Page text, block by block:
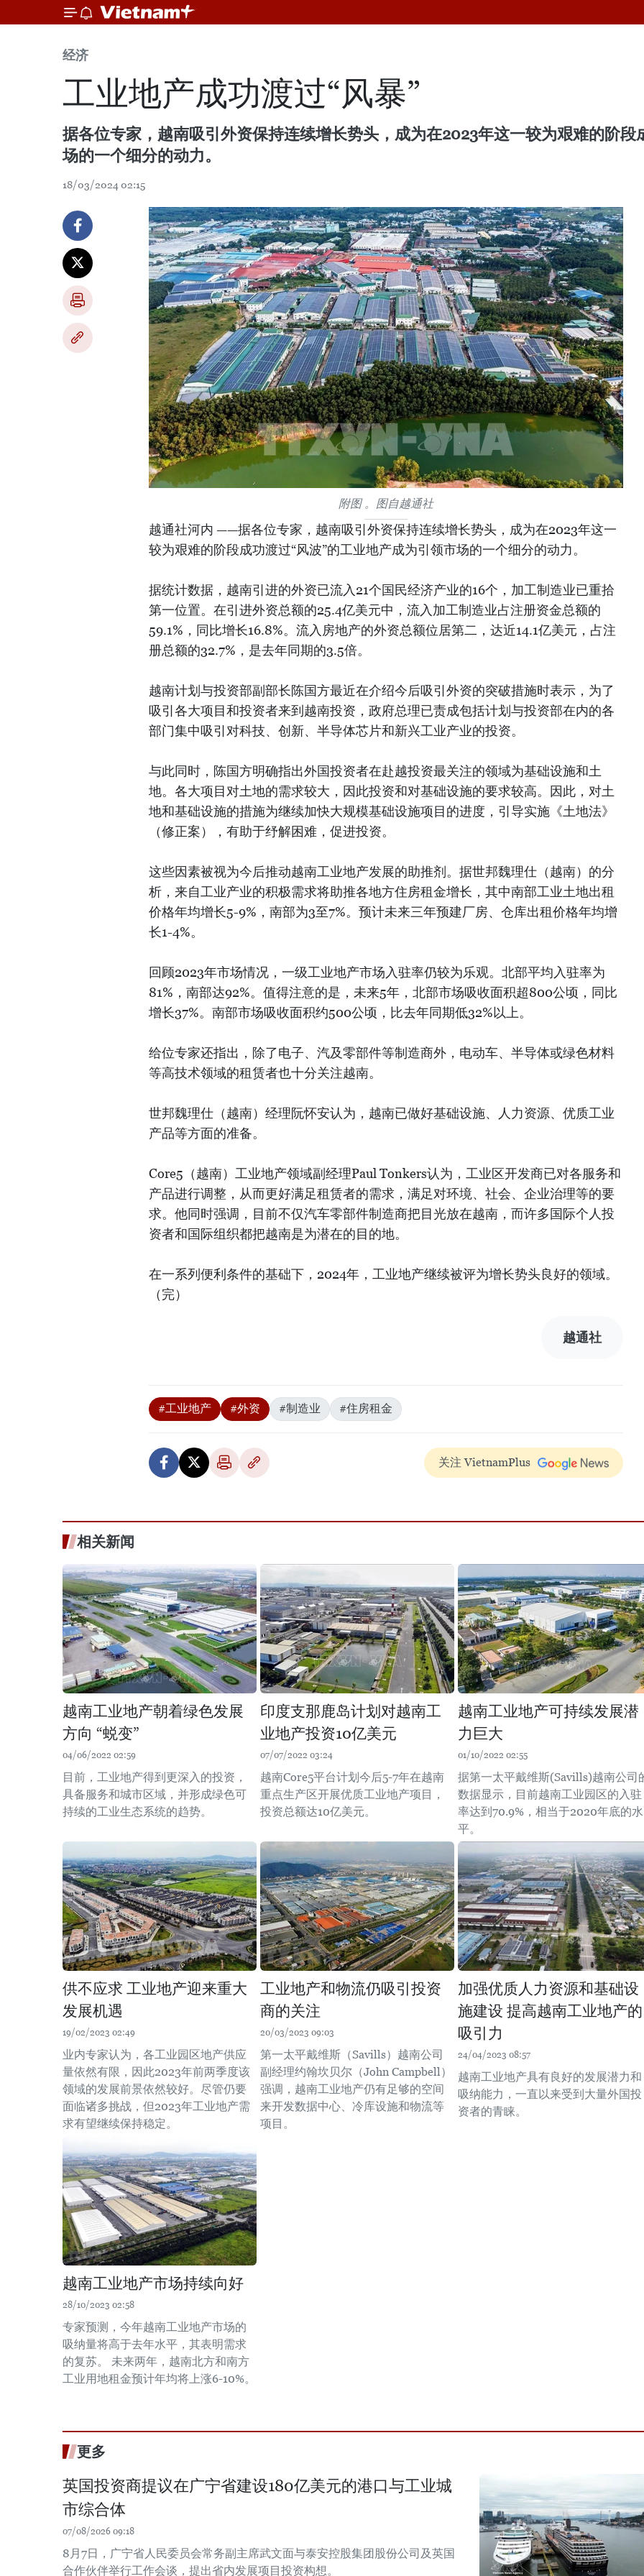
经济
工业地产成功渡过“风暴”
据各位专家，越南吸引外资保持连续增长势头，成为在2023年这一较为艰难的阶段
场的一个细分的动力。
18/03/2024 02:15
附图 。图自越通社
越通社河内 ——据各位专家，越南吸引外资保持连续增长势头，成为在2023年这一
较为艰难的阶段成功渡过“风波”的工业地产成为引领市场的一个细分的动力。
据统计数据，越南引进的外资已流入21个国民经济产业的16个，加工制造业已重拾
第一位置。在引进外资总额的25.4亿美元中，流入加工制造业占注册资金总额的
59.1%，同比增长16.8%。流入房地产的外资总额位居第二，达近14.1亿美元，占注
册总额的32.7%，是去年同期的3.5倍。
越南计划与投资部副部长陈国方最近在介绍今后吸引外资的突破措施时表示，为了
吸引各大项目和投资者来到越南投资，政府总理已责成包括计划与投资部在内的各
部门集中吸引对科技、创新、半导体芯片和新兴工业产业的投资。
与此同时，陈国方明确指出外国投资者在赴越投资最关注的领域为基础设施和土
地。各大项目对土地的需求较大，因此投资和对基础设施的要求较高。因此，对土
地和基础设施的措施为继续加快大规模基础设施项目的进度，引导实施《土地法》
（修正案），有助于纾解困难，促进投资。
这些因素被视为今后推动越南工业地产发展的助推剂。据世邦魏理仕（越南）的分
析，来自工业产业的积极需求将助推各地方住房租金增长，其中南部工业土地出租
价格年均增长5-9%，南部为3至7%。预计未来三年预建厂房、仓库出租价格年均增
长1-4%。
回顾2023年市场情况，一级工业地产市场入驻率仍较为乐观。北部平均入驻率为
81%，南部达92%。值得注意的是，未来5年，北部市场吸收面积超800公顷，同比
增长37%。南部市场吸收面积约500公顷，比去年同期低32%以上。
给位专家还指出，除了电子、汽及零部件等制造商外，电动车、半导体或绿色材料
等高技术领域的租赁者也十分关注越南。
世邦魏理仕（越南）经理阮怀安认为，越南已做好基础设施、人力资源、优质工业
产品等方面的准备。
Core5（越南）工业地产领域副经理Paul Tonkers认为，工业区开发商已对各服务和
产品进行调整，从而更好满足租赁者的需求，满足对环境、社会、企业治理等的要
求。他同时强调，目前不仅汽车零部件制造商把目光放在越南，而许多国际个人投
资者和国际组织都把越南是为潜在的目的地。
在一系列便利条件的基础下，2024年，工业地产继续被评为增长势头良好的领域。
（完）
越通社
#工业地产 #外资 #制造业 #住房租金
关注 VietnamPlus
相关新闻
越南工业地产朝着绿色发展
方向 “蜕变”
04/06/2022 02:59
目前，工业地产得到更深入的投资，
具备服务和城市区域，并形成绿色可
持续的工业生态系统的趋势。
印度支那鹿岛计划对越南工
业地产投资10亿美元
07/07/2022 03:24
越南Core5平台计划今后5-7年在越南
重点生产区开展优质工业地产项目，
投资总额达10亿美元。
越南工业地产可持续发展潜
力巨大
01/10/2022 02:55
据第一太平戴维斯(Savills)越南公司
数据显示，目前越南工业园区的入驻
率达到70.9%，相当于2020年底的水
平。
供不应求 工业地产迎来重大
发展机遇
19/02/2023 02:49
业内专家认为，各工业园区地产供应
量依然有限，因此2023年前两季度该
领域的发展前景依然较好。尽管仍要
面临诸多挑战，但2023年工业地产需
求有望继续保持稳定。
工业地产和物流仍吸引投资
商的关注
20/03/2023 09:03
第一太平戴维斯（Savills）越南公司
副经理约翰坎贝尔（John Campbell）
强调，越南工业地产仍有足够的空间
来开发数据中心、冷库设施和物流等
项目。
加强优质人力资源和基础设
施建设 提高越南工业地产的
吸引力
24/04/2023 08:57
越南工业地产具有良好的发展潜力和
吸纳能力，一直以来受到大量外国投
资者的青睐。
越南工业地产市场持续向好
28/10/2023 02:58
专家预测，今年越南工业地产市场的
吸纳量将高于去年水平，其表明需求
的复苏。 未来两年，越南北方和南方
工业用地租金预计年均将上涨6-10%。
更多
英国投资商提议在广宁省建设180亿美元的港口与工业城
市综合体
07/08/2026 09:18
8月7日，广宁省人民委员会常务副主席武文面与泰安控股集团股份公司及英国
合作伙伴举行工作会谈，提出省内发展项目投资构想。